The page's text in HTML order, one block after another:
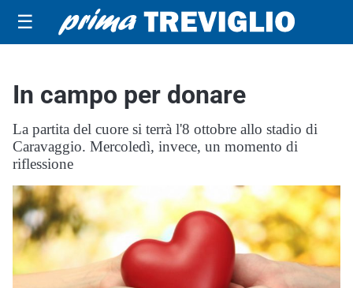
☰
In campo per donare
La partita del cuore si terrà l'8 ottobre allo stadio di
Caravaggio. Mercoledì, invece, un momento di
riflessione